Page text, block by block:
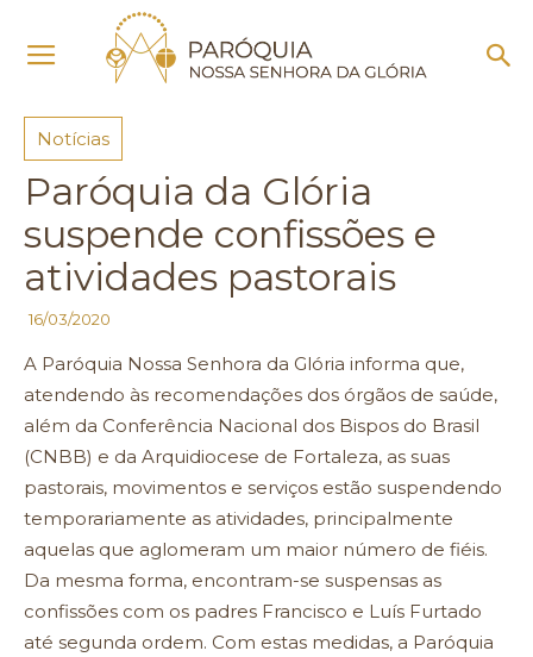
Notícias
Notícias
Paróquia da Glória
suspende confissões e
atividades pastorais
16/03/2020
A Paróquia Nossa Senhora da Glória informa que,
atendendo às recomendações dos órgãos de saúde,
além da Conferência Nacional dos Bispos do Brasil
(CNBB) e da Arquidiocese de Fortaleza, as suas
pastorais, movimentos e serviços estão suspendendo
temporariamente as atividades, principalmente
aquelas que aglomeram um maior número de fiéis.
Da mesma forma, encontram-se suspensas as
confissões com os padres Francisco e Luís Furtado
até segunda ordem. Com estas medidas, a Paróquia